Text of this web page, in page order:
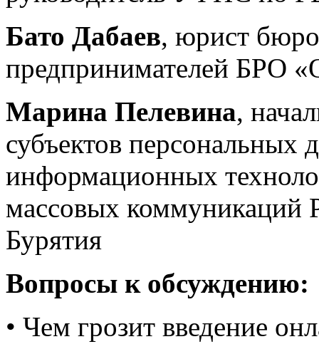
Бато Дабаев, юрист
предпринимателей
Марина Пелевина,
субъектов персональных
информационных
массовых коммуникаций
Бурятия
Вопросы к обсуждению:
• Чем грозит введение